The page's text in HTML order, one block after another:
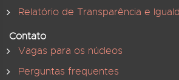
Relatório de Transparência e
Contato
Vagas para os núcleos
Perguntas frequentes